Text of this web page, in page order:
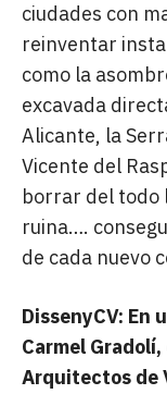
ciudades con
reinventar
como la
excavada
Alicante, la
Vicente del
borrar del todo
ruina….
de cada nuevo
DissenyCV: En
Carmel
Arquitectos de